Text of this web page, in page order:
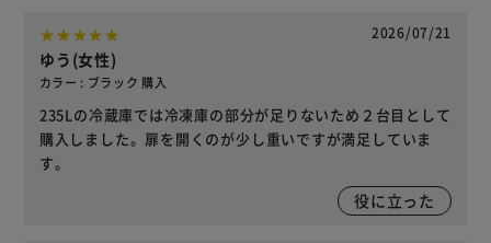
2026/07/21
ゆう(女性)
カラー : ブラック 購入
235Lの冷蔵庫では冷凍庫の部分が足りないため２台目として
購入しました。扉を開くのが少し重いですが満足していま
す。
役に立った